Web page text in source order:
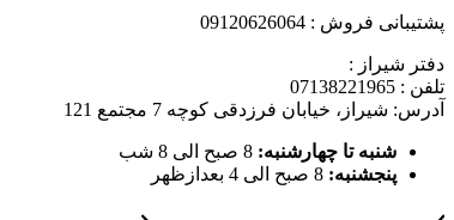
پشتیبانی فروش : 09120626064
دفتر شیراز :
تلفن : 07138221965
آدرس: شیراز، خیابان فرزدقی کوچه 7 مجتمع 121
شنبه تا چهارشنبه: 8 صبح الی 8 شب
پنجشنبه: 8 صبح الی 4 بعدازظهر